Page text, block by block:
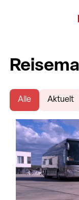
Alle Aktuelt